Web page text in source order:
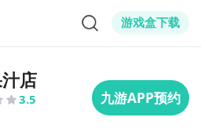
游戏盒下载
店
3.5